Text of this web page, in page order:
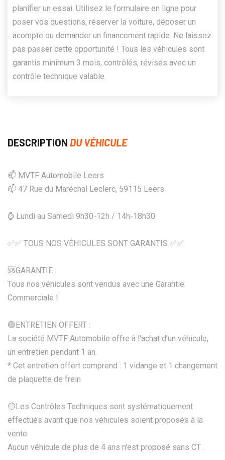
planifier un essai. Utilisez le formulaire en ligne pour
poser vos questions, réserver la voiture, déposer un
acompte ou demander un financement rapide. Ne laissez
pas passer cette opportunité ! Tous les véhicules sont
garantis minimum 3 mois, contrôlés, révisés avec un
contrôle technique valable.
DESCRIPTION DU VÉHICULE
📫 MVTF Automobile Leers
📫 47 Rue du Maréchal Leclerc, 59115 Leers
⌚ Lundi au Samedi 9h30-12h / 14h-18h30
✅✅ TOUS NOS VÉHICULES SONT GARANTIS ✅✅
🆘️GARANTIE :
Tous nos véhicules sont vendus avec une Garantie
Commerciale !
🟢ENTRETIEN OFFERT :
La société MVTF Automobile offre à l'achat d’un véhicule,
un entretien pendant 1 an.
* Cet entretien offert comprend : 1 vidange et 1 changement
de plaquette de frein
🔵Les Contrôles Techniques sont systématiquement
effectués avant que nos véhicules soient proposés à la
vente.
Aucun véhicule de plus de 4 ans n'est proposé sans CT .